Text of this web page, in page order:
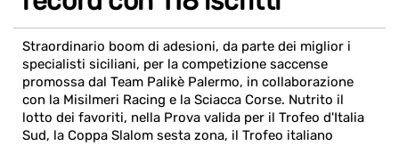
Straordinario boom di adesioni, da parte dei miglior i
specialisti siciliani, per la competizione saccense
promossa dal Team Palikè Palermo, in collaborazione
con la Misilmeri Racing e la Sciacca Corse. Nutrito il
lotto dei favoriti, nella P​rova valida p​er il Trofeo d'Italia
Sud, ​la Co​ppa Slalom sesta zona, ​il Trofeo italiano